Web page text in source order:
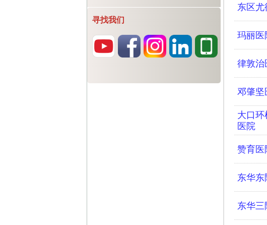
寻找我们